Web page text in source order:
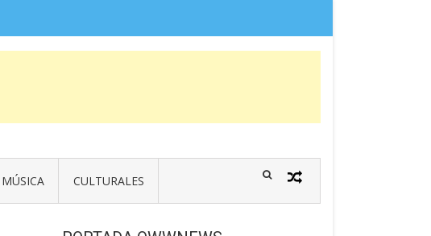
MÚSICA CULTURALES